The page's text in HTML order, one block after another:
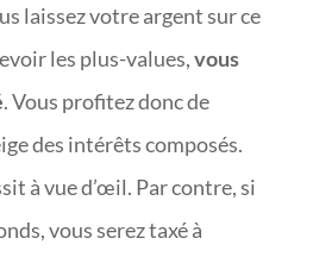
laissez votre argent sur ce
les plus-values,vous
. Vous profitez donc de
des intérêts composés.
à vue d’œil. Par contre, si
vous serez taxé à